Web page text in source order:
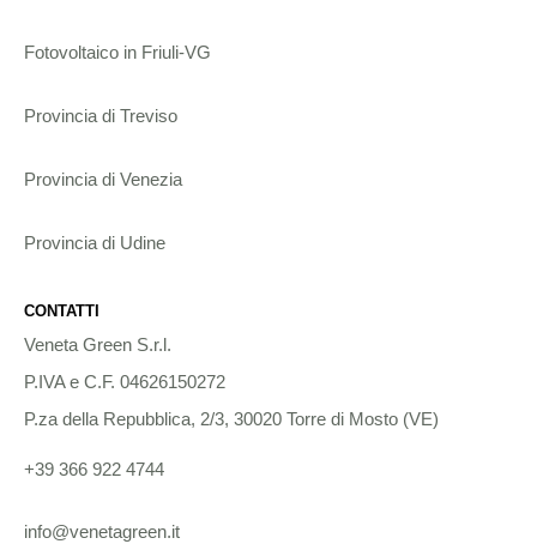
Fotovoltaico in Friuli-VG
Provincia di Treviso
Provincia di Venezia
Provincia di Udine
CONTATTI
Veneta Green S.r.l.
P.IVA e C.F. 04626150272
P.za della Repubblica, 2/3, 30020 Torre di Mosto (VE)
+39 366 922 4744
info@venetagreen.it